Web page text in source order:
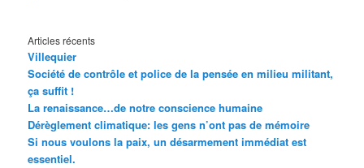
Articles récents
Villequier
Société de contrôle et police de la pensée en milieu militant,
ça suffit !
La renaissance…de notre conscience humaine
Dérèglement climatique: les gens n’ont pas de mémoire
Si nous voulons la paix, un désarmement immédiat est
essentiel.